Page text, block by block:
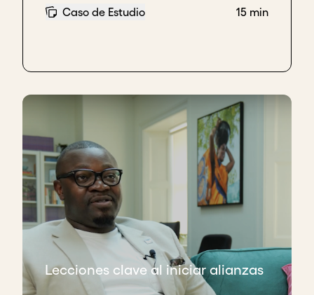
Caso de Estudio 15 min
Lecciones clave al iniciar alianzas